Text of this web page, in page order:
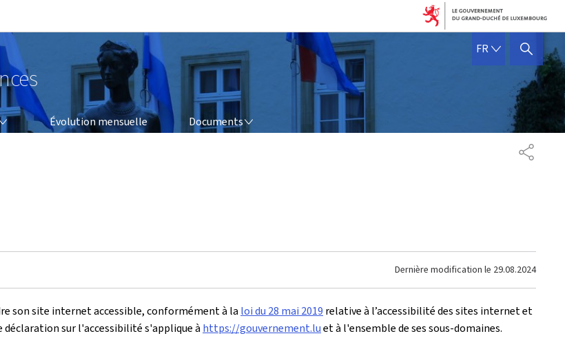
FRFRANÇAIS
AFFICHER / MASQUER
Évolution mensuelle Documents
Dernière modification le 29.08.2024
son site internet accessible, conformément à la loi du 28 mai 2019 relative à l’accessibilité des sites internet et
déclaration sur l'accessibilité s'applique à https://gouvernement.luet à l'ensemble de ses sous-domaines.